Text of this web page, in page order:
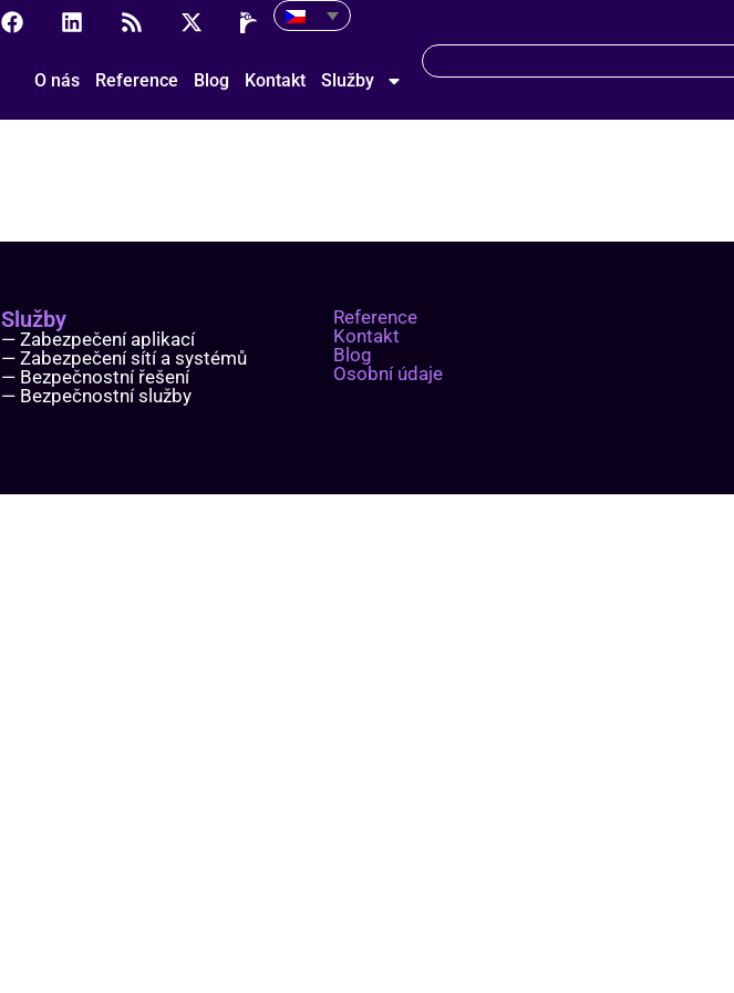
O nás Reference Blog Kontakt Služby
Služby
— Zabezpečení aplikací
— Zabezpečení sítí a systémů
— Bezpečnostní řešení
— Bezpečnostní služby
Reference
Kontakt
Blog
Osobní údaje